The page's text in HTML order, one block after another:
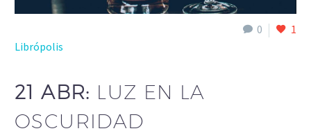
0
1
Librópolis
21 ABR: LUZ EN LA
OSCURIDAD